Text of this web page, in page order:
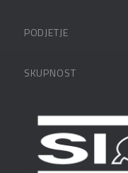
FAQ – pogosta
PODJETJE
Zaposlitev
Vlagatelji
SKUPNOST
Blog
Spletni seminarji